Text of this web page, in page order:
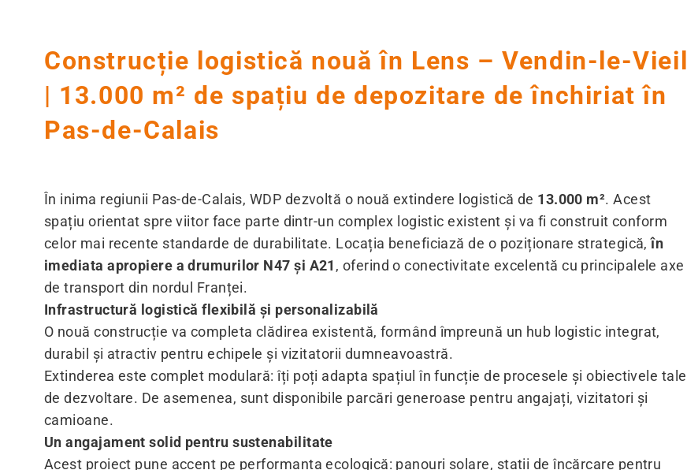
Construcție logistică nouă în Lens – Vendin-le-Vieil
| 13.000 m² de spațiu de depozitare de închiriat în
Pas-de-Calais
În inima regiunii Pas-de-Calais, WDP dezvoltă o nouă extindere logistică de 13.000 m². Acest
spațiu orientat spre viitor face parte dintr-un complex logistic existent și va fi construit conform
celor mai recente standarde de durabilitate. Locația beneficiază de o poziționare strategică,în
imediata apropiere a drumurilor N47 și A21 , oferind o conectivitate excelentă cu principalele axe
de transport din nordul Franței.
Infrastructură logistică flexibilă și personalizabilă
O nouă construcție va completa clădirea existentă, formând împreună un hub logistic integrat,
durabil și atractiv pentru echipele și vizitatorii dumneavoastră.
Extinderea este complet modulară: îți poți adapta spațiul în funcție de procesele și obiectivele tale
de dezvoltare. De asemenea, sunt disponibile parcări generoase pentru angajați, vizitatori și
camioane.
Un angajament solid pentru sustenabilitate
Acest proiect pune accent pe performanța ecologică: panouri solare, stații de încărcare pentru